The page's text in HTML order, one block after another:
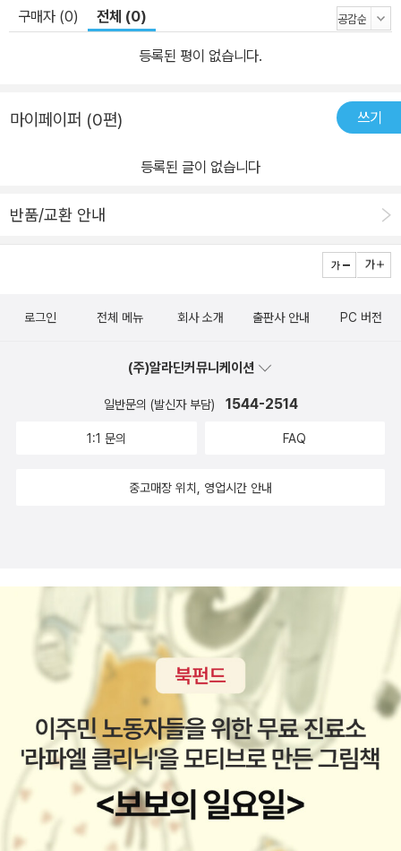
구매자 (0) 전체 (0)
등록된 평이 없습니다.
마이페이퍼 (0편) 쓰기
등록된 글이 없습니다
반품/교환 안내
로그인 전체 메뉴 회사 소개 출판사 안내 PC 버전
(주)알라딘커뮤니케이션
일반문의 (발신자 부담) 1544-2514
1:1 문의 FAQ
중고매장 위치, 영업시간 안내